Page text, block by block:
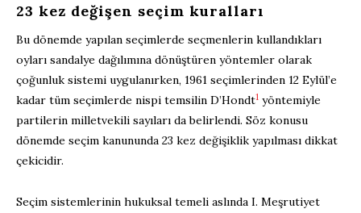
23 kez değişen seçim kuralları
Bu dönemde yapılan seçimlerde seçmenlerin kullandıkları
oyları sandalye dağılımına dönüştüren yöntemler olarak
çoğunluk sistemi uygulanırken, 1961 seçimlerinden 12 Eylül’e
kadar tüm seçimlerde nispi temsilin D’Hondt1 yöntemiyle
partilerin milletvekili sayıları da belirlendi. Söz konusu
dönemde seçim kanununda 23 kez değişiklik yapılması dikkat
çekicidir.
Seçim sistemlerinin hukuksal temeli aslında I. Meşrutiyet